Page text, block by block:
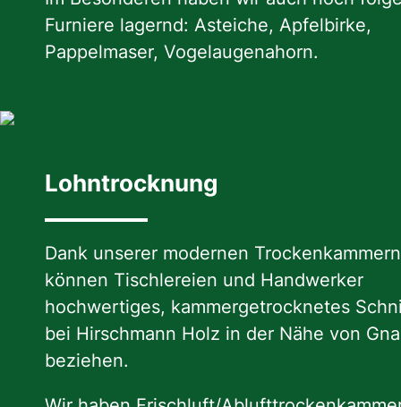
Furniere lagernd: Asteiche, Apfelbirke,
Pappelmaser, Vogelaugenahorn.
Lohntrocknung
Dank unserer modernen Trockenkammern
können Tischlereien und Handwerker
hochwertiges, kammergetrocknetes
bei Hirschmann Holz in der Nähe von
beziehen.